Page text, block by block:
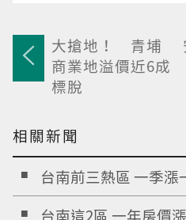
大搶地！ 青埔
商業地溢價近6成
標脫
相關新聞
台南前三熱區 一季漲
台南這2區 一年房價